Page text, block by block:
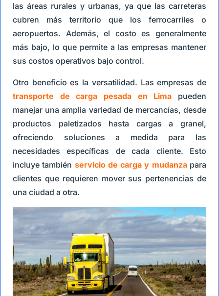
las áreas rurales y urbanas, ya que las carreteras
cubren más territorio que los ferrocarriles o
aeropuertos. Además, el costo es generalmente
más bajo, lo que permite a las empresas mantener
sus costos operativos bajo control.
Otro beneficio es la versatilidad. Las empresas de
transporte de carga pesada en Lima pueden
manejar una amplia variedad de mercancías, desde
productos paletizados hasta cargas a granel,
ofreciendo soluciones a medida para las
necesidades específicas de cada cliente. Esto
incluye también servicio de carga y mudanzapara
clientes que requieren mover sus pertenencias de
una ciudad a otra.